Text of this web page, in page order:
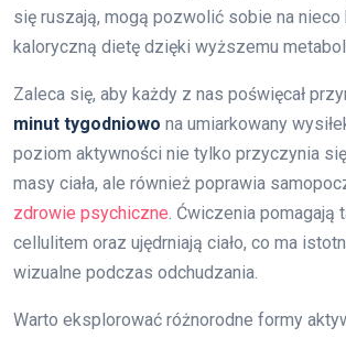
się ruszają, mogą pozwolić sobie na nieco
kaloryczną dietę dzięki wyższemu
Zaleca się, aby każdy z nas poświęcał
minut tygodniowo na umiarkowany
poziom aktywności nie tylko przyczynia
masy ciała, ale również poprawia
zdrowie psychiczne. Ćwiczenia pomagają
cellulitem oraz ujędrniają ciało, co ma
wizualne podczas odchudzania.
Warto eksplorować różnorodne formy